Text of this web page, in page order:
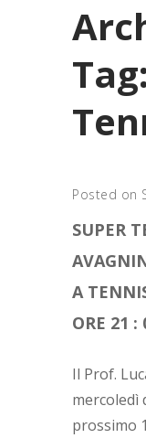
Posted on
SUPER
A
ORE 21 :
Il Prof.
mercoledì
prossimo